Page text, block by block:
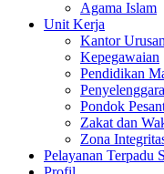
Agama Islam
Unit Kerja
Kantor
Kepegawaian
Pendidikan
Pondok
Zakat dan
Zona
Pelayanan Terpadu